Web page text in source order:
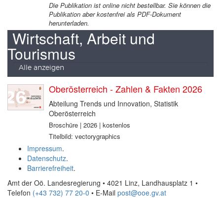
Die Publikation ist online nicht bestellbar. Sie können die
Publikation aber kostenfrei als PDF-Dokument
herunterladen.
Wirtschaft, Arbeit und
Tourismus
Alle anzeigen
Oberösterreich - Zahlen & Fakten 2026
Abteilung Trends und Innovation, Statistik
Oberösterreich
Broschüre | 2026 | kostenlos
Titelbild: vectorygraphics
Impressum.
Datenschutz.
Barrierefreiheit.
Amt der Oö. Landesregierung • 4021 Linz, Landhausplatz 1 •
Telefon (+43 732) 77 20-0 • E-Mail post@ooe.gv.at